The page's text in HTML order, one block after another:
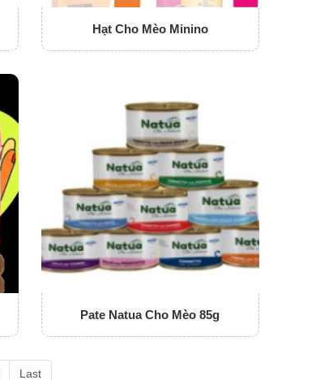
Hạt Cho Mèo Minino
Pate Natua Cho Mèo 85g
Last